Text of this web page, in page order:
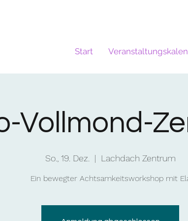
Start
Vollmond-
So., 19. Dez.
  |
Lachdach Zentrum
Ein bewegter Achtsamkeitsworkshop mit